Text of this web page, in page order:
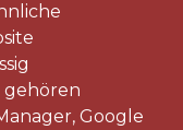
gehören
Google